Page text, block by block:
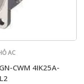
AC
CWM 4IK25A-